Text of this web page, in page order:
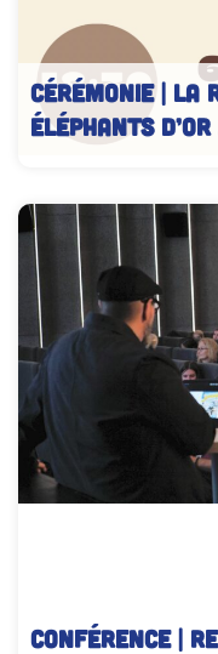
CÉRÉMONIE |
éléphants d’or
CONFÉRENCE